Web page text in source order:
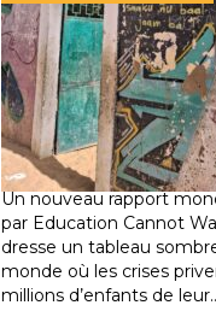
258 millions
de la guerre, des
climatiques et des
déplacements de
11 juillet 2026 -National
Un nouveau rapport
par Education Cannot
dresse un tableau
monde où les crises
millions d’enfants de